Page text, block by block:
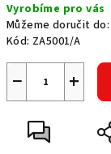
cena:
Vyrobíme pro vás
Můžeme doručit do:
Kód: ZA5001/A
+
−